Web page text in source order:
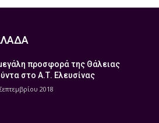
προσφορά της Θάλειας
στο Α.Τ. Ελευσίνας
2018